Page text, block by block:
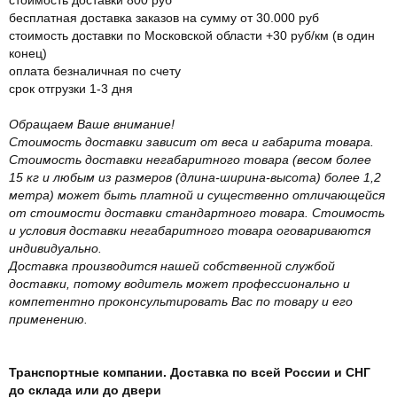
бесплатная доставка заказов на сумму от 30.000 руб
стоимость доставки по Московской области +30 руб/км (в один
конец)
оплата безналичная по счету
срок отгрузки 1-3 дня
Обращаем Ваше внимание!
Стоимость доставки зависит от веса и габарита товара.
Стоимость доставки негабаритного товара (весом более
15 кг и любым из размеров (длина-ширина-высота) более 1,2
метра) может быть платной и существенно отличающейся
от стоимости доставки стандартного товара. Стоимость
и условия доставки негабаритного товара оговариваются
индивидуально.
Доставка производится нашей собственной службой
доставки, потому водитель может профессионально и
компетентно проконсультировать Вас по товару и его
применению.
Транспортные компании. Доставка по всей России и СНГ
до склада или до двери